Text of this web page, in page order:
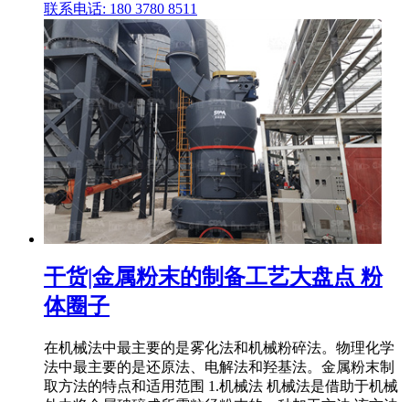
联系电话: 180 3780 8511
干货|金属粉末的制备工艺大盘点 粉
体圈子
在机械法中最主要的是雾化法和机械粉碎法。物理化学
法中最主要的是还原法、电解法和羟基法。金属粉末制
取方法的特点和适用范围 1.机械法 机械法是借助于机械